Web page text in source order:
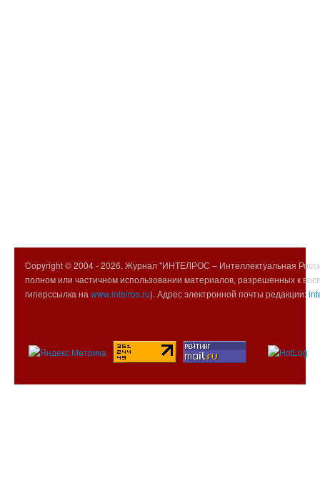
Copyright © 2004 -2026. Журнал "ИНТЕЛРОС – Интеллектуальная
полном или частичном использовании материалов, разрешенных к
гиперссылка на www.intelros.ru). Адрес электронной почты редакции: